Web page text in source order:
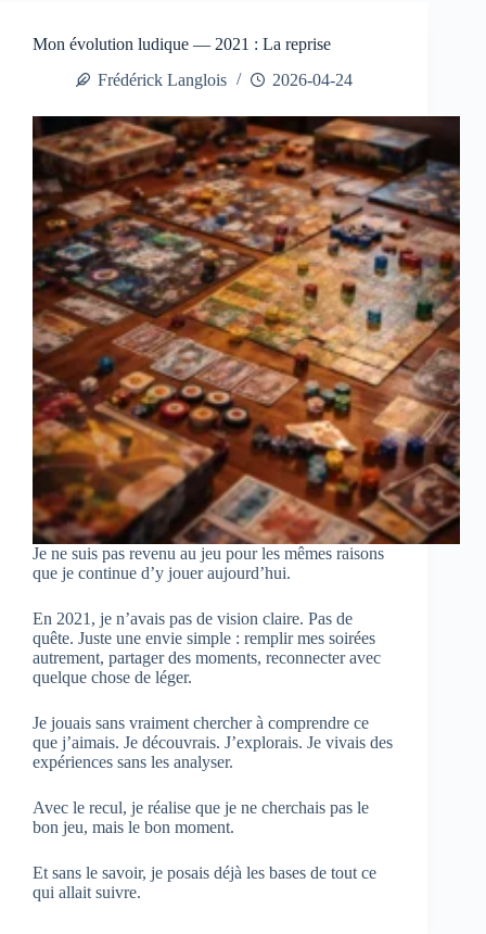
Mon évolution ludique — 2021 : La reprise
Frédérick Langlois
2026-04-24
Je ne suis pas revenu au jeu pour les mêmes raisons
que je continue d’y jouer aujourd’hui.
En 2021, je n’avais pas de vision claire. Pas de
quête. Juste une envie simple : remplir mes soirées
autrement, partager des moments, reconnecter avec
quelque chose de léger.
Je jouais sans vraiment chercher à comprendre ce
que j’aimais. Je découvrais. J’explorais. Je vivais des
expériences sans les analyser.
Avec le recul, je réalise que je ne cherchais pas le
bon jeu, mais le bon moment.
Et sans le savoir, je posais déjà les bases de tout ce
qui allait suivre.